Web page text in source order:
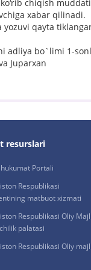
chiqish
xabar qilinadi.
qayta
adliya bo`limi 1-
Juparxan
resurslari
Portali
Respublikasi
matbuot xizmati
Respublikasi Oliy
palatasi
Respublikasi Oliy